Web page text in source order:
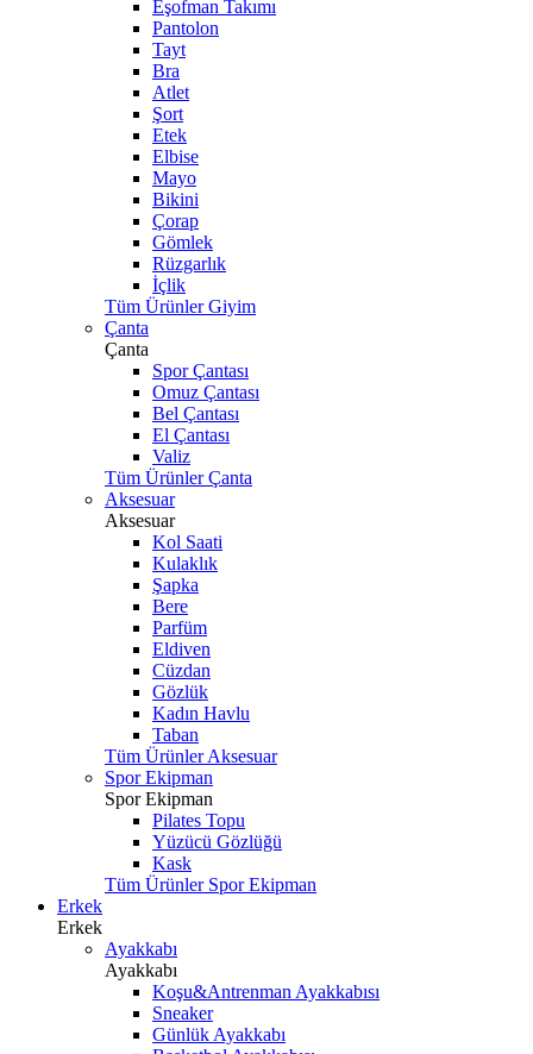
Eşofman Takımı
Pantolon
Tayt
Bra
Atlet
Şort
Etek
Elbise
Mayo
Bikini
Çorap
Gömlek
Rüzgarlık
İçlik
Tüm Ürünler Giyim
Çanta
Çanta
Spor Çantası
Omuz Çantası
Bel Çantası
El Çantası
Valiz
Tüm Ürünler Çanta
Aksesuar
Aksesuar
Kol Saati
Kulaklık
Şapka
Bere
Parfüm
Eldiven
Cüzdan
Gözlük
Kadın Havlu
Taban
Tüm Ürünler Aksesuar
Spor Ekipman
Spor Ekipman
Pilates Topu
Yüzücü Gözlüğü
Kask
Tüm Ürünler Spor Ekipman
Erkek
Erkek
Ayakkabı
Ayakkabı
Koşu&Antrenman Ayakkabısı
Sneaker
Günlük Ayakkabı